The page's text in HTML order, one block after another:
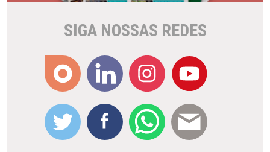
SIGA NOSSAS REDES